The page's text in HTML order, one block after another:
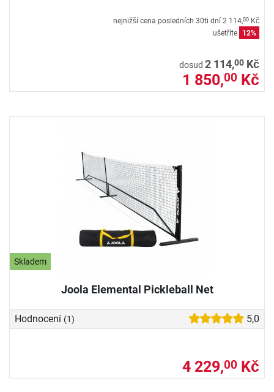
nejnižší cena posledních 30ti dní 2 114,00 Kč
ušetříte
12%
dosud 2 114,00 Kč
1 850,00 Kč
Skladem
Joola Elemental Pickleball Net
Hodnocení (1) 5,0
4 229,00 Kč